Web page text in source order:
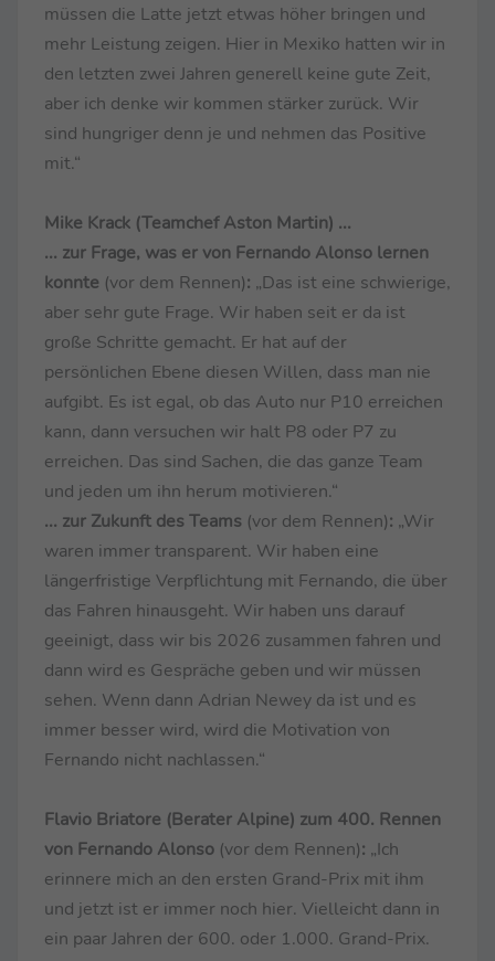
müssen die Latte jetzt etwas höher bringen und
mehr Leistung zeigen. Hier in Mexiko hatten wir in
den letzten zwei Jahren generell keine gute Zeit,
aber ich denke wir kommen stärker zurück. Wir
sind hungriger denn je und nehmen das Positive
mit.“
Mike Krack (Teamchef Aston Martin) ...
... zur Frage, was er von Fernando Alonso lernen
konnte (vor dem Rennen): „Das ist eine schwierige,
aber sehr gute Frage. Wir haben seit er da ist
große Schritte gemacht. Er hat auf der
persönlichen Ebene diesen Willen, dass man nie
aufgibt. Es ist egal, ob das Auto nur P10 erreichen
kann, dann versuchen wir halt P8 oder P7 zu
erreichen. Das sind Sachen, die das ganze Team
und jeden um ihn herum motivieren.“
... zur Zukunft des Teams (vor dem Rennen): „Wir
waren immer transparent. Wir haben eine
längerfristige Verpflichtung mit Fernando, die über
das Fahren hinausgeht. Wir haben uns darauf
geeinigt, dass wir bis 2026 zusammen fahren und
dann wird es Gespräche geben und wir müssen
sehen. Wenn dann Adrian Newey da ist und es
immer besser wird, wird die Motivation von
Fernando nicht nachlassen.“
Flavio Briatore (Berater Alpine) zum 400. Rennen
von Fernando Alonso (vor dem Rennen): „Ich
erinnere mich an den ersten Grand-Prix mit ihm
und jetzt ist er immer noch hier. Vielleicht dann in
ein paar Jahren der 600. oder 1.000. Grand-Prix.